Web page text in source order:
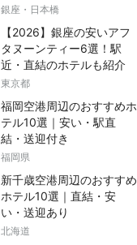
完全ガイド
銀座・日本橋
【2026】銀座の安いアフ
タヌーンティー6選！駅
近・直結のホテルも紹介
東京都
福岡空港周辺のおすすめホ
テル10選｜安い・駅直
結・送迎付き
福岡県
新千歳空港周辺のおすすめ
ホテル10選｜直結・安
い・送迎あり
北海道